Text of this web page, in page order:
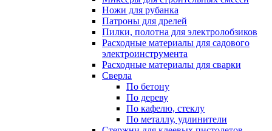
Ножи для рубанка
Патроны для дрелей
Пилки, полотна для электролобзиков
Расходные материалы для садового
электроинструмента
Расходные материалы для сварки
Сверла
По бетону
По дереву
По кафелю, стеклу
По металлу, удлинители